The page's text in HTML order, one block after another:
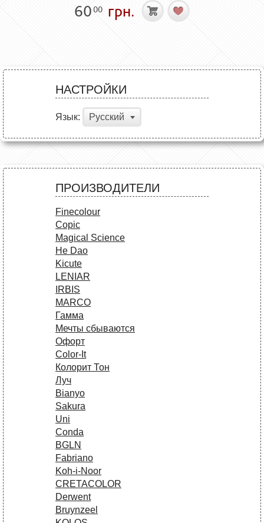
6000 грн.
НАСТРОЙКИ
Язык: Русский
ПРОИЗВОДИТЕЛИ
Finecolour
Copic
Magical Science
He Dao
Kicute
LENIAR
IRBIS
MARCO
Гамма
Мечты сбываются
Офорт
Сolor-It
Колорит Тон
Луч
Bianyo
Sakura
Uni
Conda
BGLN
Fabriano
Koh-i-Noor
CRETACOLOR
Derwent
Bruynzeel